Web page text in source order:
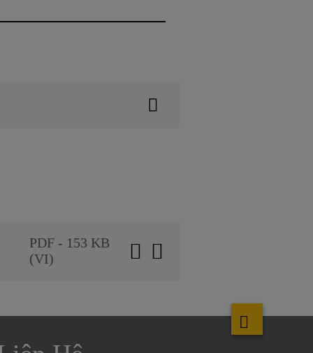
PDF - 153 KB
(VI)